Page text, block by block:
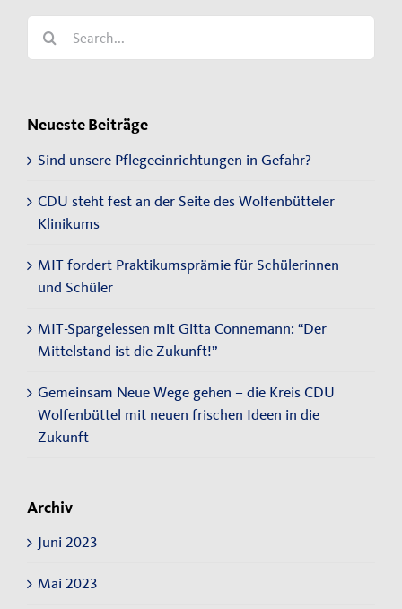
for:
Neueste Beiträge
Sind unsere Pflegeeinrichtungen in Gefahr?
CDU steht fest an der Seite des Wolfenbütteler
Klinikums
MIT fordert Praktikumsprämie für Schülerinnen
und Schüler
MIT-Spargelessen mit Gitta Connemann: “Der
Mittelstand ist die Zukunft!”
Gemeinsam Neue Wege gehen – die Kreis CDU
Wolfenbüttel mit neuen frischen Ideen in die
Zukunft
Archiv
Juni 2023
Mai 2023